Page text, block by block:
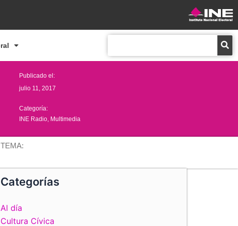
Publicado el:
julio 11, 2017
Categoría:
INE Radio Multimedia
TEMA:
Categorías
Al día
Cultura Cívica